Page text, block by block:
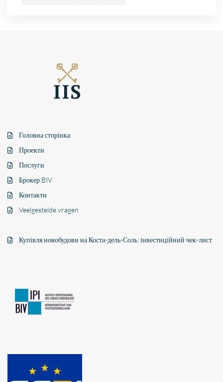
Головна сторінка
Проекти
Послуги
Брокер BIV
Контакти
Veelgestelde vragen
Купівля новобудови на Коста-дель-Соль: інвестиційний чек-лист